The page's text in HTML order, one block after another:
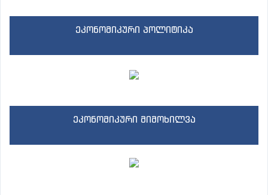
ეკონომიკური პოლიტიკა
ეკონომიკური მიმოხილვა